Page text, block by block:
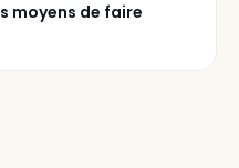
moyens de faire